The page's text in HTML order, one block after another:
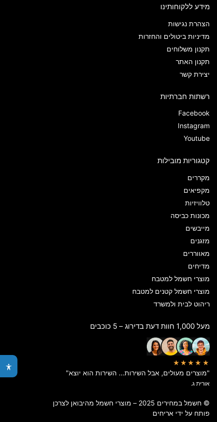
מידע ללקוחותינו
הצהרת נגישות
מדיניות ביטולים והחזרות
תקנון משלוחים
תקנון האתר
יצירת קשר
רשתות חברתיות
Facebook
Instagram
Youtube
קטגוריות מובילות
מקררים
מקפיאים
טלוויזיות
מכונות כביסה
מייבשים
מזגנים
מאווררים
מדיחים
מוצרי חשמל למטבח
מוצרי חשמל קטנים למטבח
ריהוט לבית ולמשרד
מעל 1,000 חוות דעת בדירוג – 5 כוכבים
★★★★★
"מוצרים מעולים, אבל השירות… השירות הוא יוצא"
אורית ג.
© חשמל במחירים 2025 – מוצרי חשמל מהיבואן לצרכן
פותח על ידי אריחים